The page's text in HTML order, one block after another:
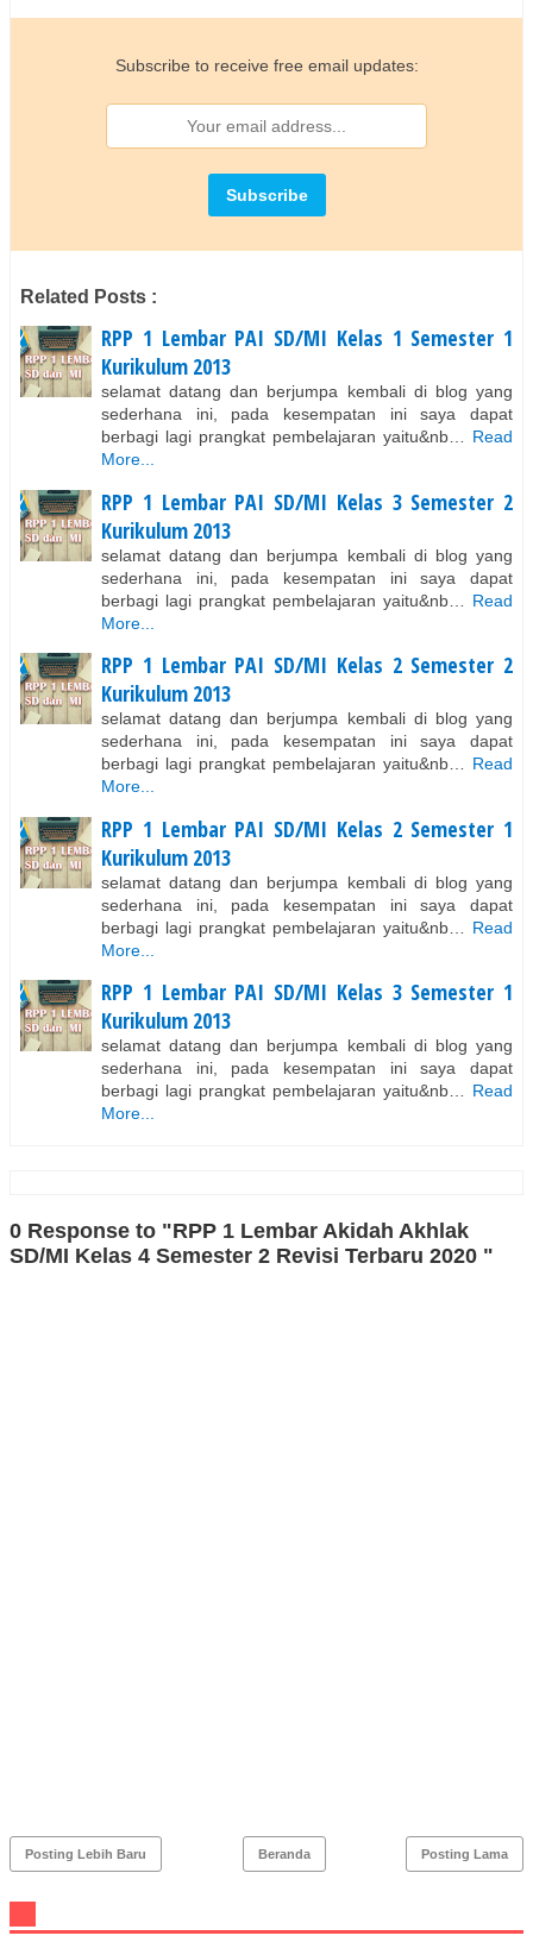
Subscribe to receive free email updates:
Related Posts :
RPP 1 Lembar PAI SD/MI Kelas 1 Semester 1
Kurikulum 2013
selamat datang dan berjumpa kembali di blog yang
sederhana ini, pada kesempatan ini saya dapat
berbagi lagi prangkat pembelajaran yaitu&nb…
Read
More...
RPP 1 Lembar PAI SD/MI Kelas 3 Semester 2
Kurikulum 2013
selamat datang dan berjumpa kembali di blog yang
sederhana ini, pada kesempatan ini saya dapat
berbagi lagi prangkat pembelajaran yaitu&nb…
Read
More...
RPP 1 Lembar PAI SD/MI Kelas 2 Semester 2
Kurikulum 2013
selamat datang dan berjumpa kembali di blog yang
sederhana ini, pada kesempatan ini saya dapat
berbagi lagi prangkat pembelajaran yaitu&nb…
Read
More...
RPP 1 Lembar PAI SD/MI Kelas 2 Semester 1
Kurikulum 2013
selamat datang dan berjumpa kembali di blog yang
sederhana ini, pada kesempatan ini saya dapat
berbagi lagi prangkat pembelajaran yaitu&nb…
Read
More...
RPP 1 Lembar PAI SD/MI Kelas 3 Semester 1
Kurikulum 2013
selamat datang dan berjumpa kembali di blog yang
sederhana ini, pada kesempatan ini saya dapat
berbagi lagi prangkat pembelajaran yaitu&nb…
Read
More...
0 Response to "RPP 1 Lembar Akidah Akhlak
SD/MI Kelas 4 Semester 2 Revisi Terbaru 2020 "
Posting Lebih Baru Posting Lama
Beranda